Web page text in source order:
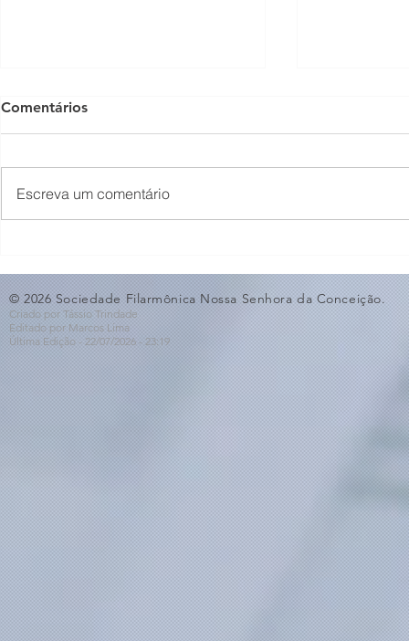
🎵🎶
ao Dia dos
Comentários
Escreva um comentário
© 2026 Sociedade Filarmônica Nossa Senhora da Conceição.
Criado por Tássio Trindade
Editado por Marcos Lima
Última Edição - 22/07/2026 - 23:19